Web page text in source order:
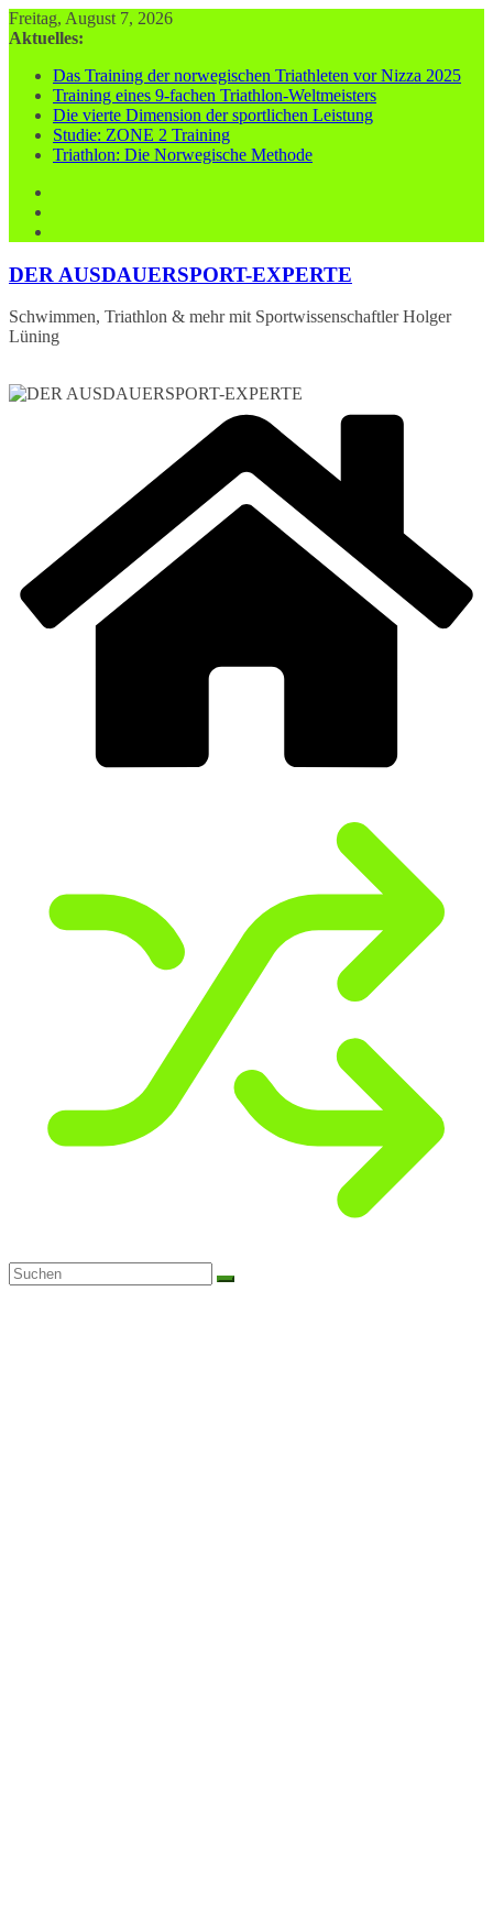
Zum
Inhalt
Freitag, August 7, 2026
Aktuelles:
Das Training der norwegischen Triathleten vor Nizza 2025
Training eines 9-fachen Triathlon-Weltmeisters
Die vierte Dimension der sportlichen Leistung
Studie: ZONE 2 Training
Triathlon: Die Norwegische Methode
DER AUSDAUERSPORT-EXPERTE
Schwimmen, Triathlon & mehr mit Sportwissenschaftler Holger
Lüning